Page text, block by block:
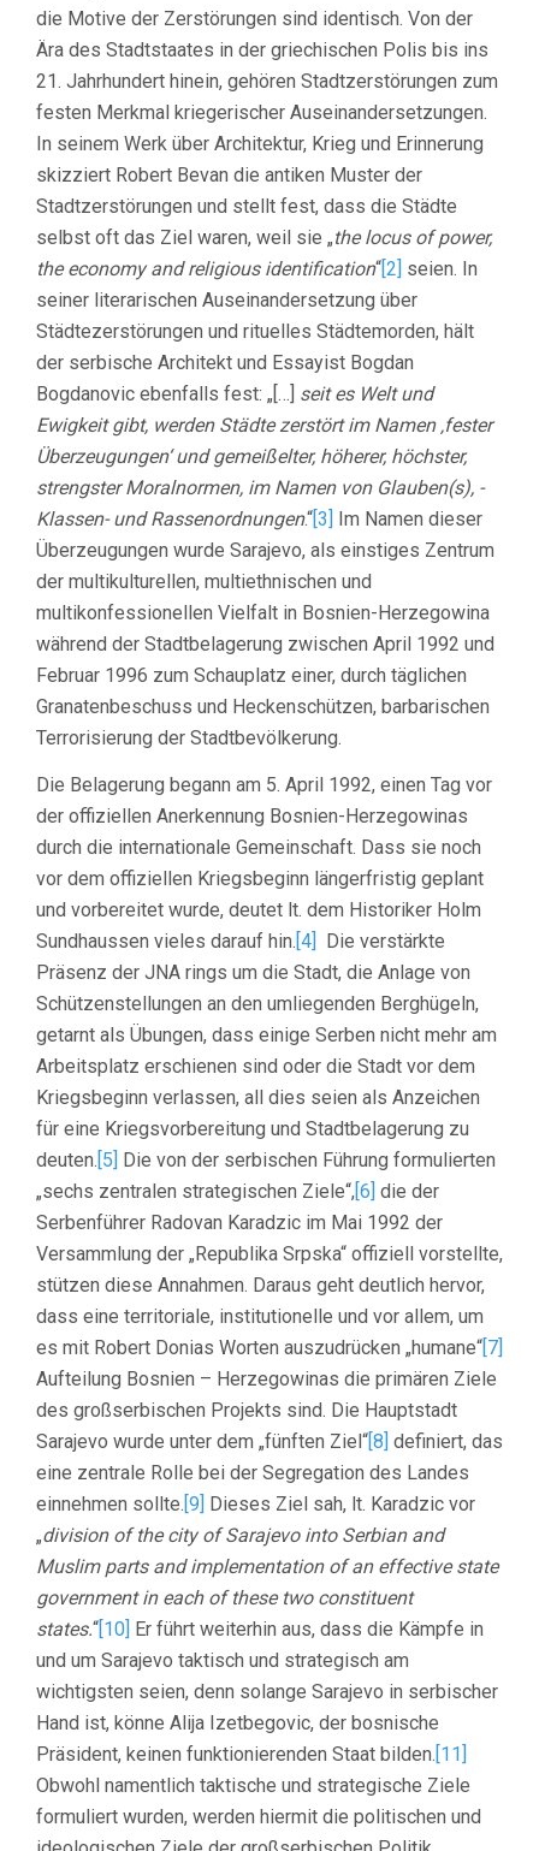
die Motive der Zerstörungen sind identisch. Von der
Ära des Stadtstaates in der griechischen Polis bis ins
21. Jahrhundert hinein, gehören Stadtzerstörungen zum
festen Merkmal kriegerischer Auseinandersetzungen.
In seinem Werk über Architektur, Krieg und Erinnerung
skizziert Robert Bevan die antiken Muster der
Stadtzerstörungen und stellt fest, dass die Städte
selbst oft das Ziel waren, weil sie „the locus of power,
the economy and religious identification“[2] seien. In
seiner literarischen Auseinandersetzung über
Städtezerstörungen und rituelles Städtemorden, hält
der serbische Architekt und Essayist Bogdan
Bogdanovic ebenfalls fest: „[…] seit es Welt und
Ewigkeit gibt, werden Städte zerstört im Namen ‚fester
Überzeugungen‘ und gemeißelter, höherer, höchster,
strengster Moralnormen, im Namen von Glauben(s), -
Klassen- und Rassenordnungen.“[3] Im Namen dieser
Überzeugungen wurde Sarajevo, als einstiges Zentrum
der multikulturellen, multiethnischen und
multikonfessionellen Vielfalt in Bosnien-Herzegowina
während der Stadtbelagerung zwischen April 1992 und
Februar 1996 zum Schauplatz einer, durch täglichen
Granatenbeschuss und Heckenschützen, barbarischen
Terrorisierung der Stadtbevölkerung.
Die Belagerung begann am 5. April 1992, einen Tag vor
der offiziellen Anerkennung Bosnien-Herzegowinas
durch die internationale Gemeinschaft. Dass sie noch
vor dem offiziellen Kriegsbeginn längerfristig geplant
und vorbereitet wurde, deutet lt. dem Historiker Holm
Sundhaussen vieles darauf hin.[4] Die verstärkte
Präsenz der JNA rings um die Stadt, die Anlage von
Schützenstellungen an den umliegenden Berghügeln,
getarnt als Übungen, dass einige Serben nicht mehr am
Arbeitsplatz erschienen sind oder die Stadt vor dem
Kriegsbeginn verlassen, all dies seien als Anzeichen
für eine Kriegsvorbereitung und Stadtbelagerung zu
deuten.[5] Die von der serbischen Führung formulierten
„sechs zentralen strategischen Ziele“,[6] die der
Serbenführer Radovan Karadzic im Mai 1992 der
Versammlung der „Republika Srpska“ offiziell vorstellte,
stützen diese Annahmen. Daraus geht deutlich hervor,
dass eine territoriale, institutionelle und vor allem, um
es mit Robert Donias Worten auszudrücken „humane“[7]
Aufteilung Bosnien – Herzegowinas die primären Ziele
des großserbischen Projekts sind. Die Hauptstadt
Sarajevo wurde unter dem „fünften Ziel“[8] definiert, das
eine zentrale Rolle bei der Segregation des Landes
einnehmen sollte.[9] Dieses Ziel sah, lt. Karadzic vor
„division of the city of Sarajevo into Serbian and
Muslim parts and implementation of an effective state
government in each of these two constituent
states.“[10] Er führt weiterhin aus, dass die Kämpfe in
und um Sarajevo taktisch und strategisch am
wichtigsten seien, denn solange Sarajevo in serbischer
Hand ist, könne Alija Izetbegovic, der bosnische
Präsident, keinen funktionierenden Staat bilden.[11]
Obwohl namentlich taktische und strategische Ziele
formuliert wurden, werden hiermit die politischen und